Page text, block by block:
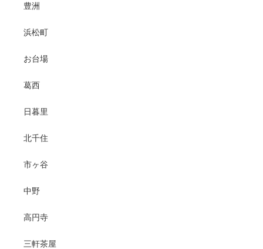
豊洲
浜松町
お台場
葛西
日暮里
北千住
市ヶ谷
中野
高円寺
三軒茶屋